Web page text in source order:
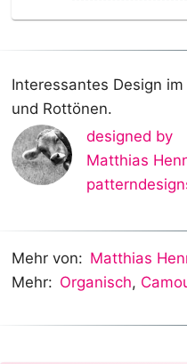
Interessantes Design
und Rottönen.
designed by
Matthias
Mehr von: Matthias
Mehr: Organisch,